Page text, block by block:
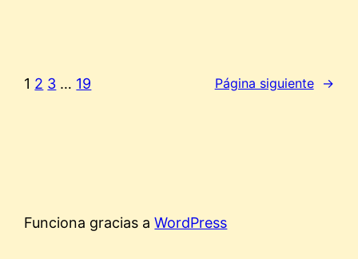
1 2 3 … 19 Página siguiente →
Funciona gracias aWordPress